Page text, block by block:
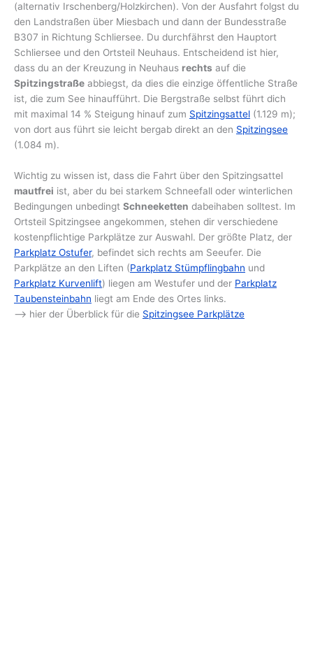
(alternativ Irschenberg/Holzkirchen). Von der Ausfahrt folgst du
den Landstraßen über Miesbach und dann der Bundesstraße
B307 in Richtung Schliersee. Du durchfährst den Hauptort
Schliersee und den Ortsteil Neuhaus. Entscheidend ist hier,
dass du an der Kreuzung in Neuhaus rechts auf die
Spitzingstraße abbiegst, da dies die einzige öffentliche Straße
ist, die zum See hinaufführt. Die Bergstraße selbst führt dich
mit maximal 14 % Steigung hinauf zum Spitzingsattel (1.129 m);
von dort aus führt sie leicht bergab direkt an den Spitzingsee
(1.084 m).
Wichtig zu wissen ist, dass die Fahrt über den Spitzingsattel
mautfrei ist, aber du bei starkem Schneefall oder winterlichen
Bedingungen unbedingt Schneeketten dabeihaben solltest. Im
Ortsteil Spitzingsee angekommen, stehen dir verschiedene
kostenpflichtige Parkplätze zur Auswahl. Der größte Platz, der
Parkplatz Ostufer, befindet sich rechts am Seeufer. Die
Parkplätze an den Liften (Parkplatz Stümpflingbahn und
Parkplatz Kurvenlift) liegen am Westufer und der Parkplatz
Taubensteinbahn liegt am Ende des Ortes links.
–> hier der Überblick für die Spitzingsee Parkplätze